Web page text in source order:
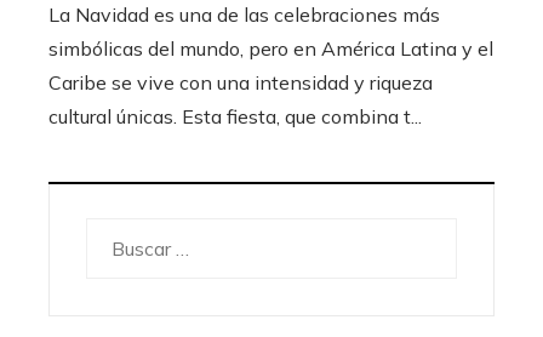
La Navidad es una de las celebraciones más
simbólicas del mundo, pero en América Latina y el
Caribe se vive con una intensidad y riqueza
cultural únicas. Esta fiesta, que combina t...